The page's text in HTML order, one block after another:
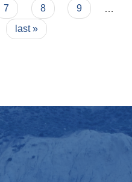
7 8 9
last »